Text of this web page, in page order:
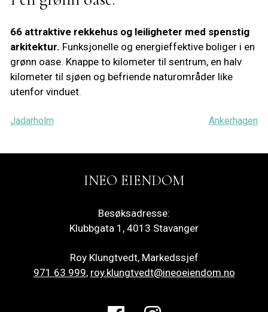
66 attraktive rekkehus og leiligheter med spenstig
arkitektur. Funksjonelle og energieffektive boliger i en
grønn oase. Knappe to kilometer til sentrum, en halv
kilometer til sjøen og befriende naturområder like
utenfor vinduet.
Innleggsnavigasjon
Jadarholm Ankerhagen
INEO EIENDOM
Besøksadresse:
Klubbgata 1, 4013 Stavanger
Roy Klungtvedt, Markedssjef
971 63 999, roy.klungtvedt@ineoeiendom.no